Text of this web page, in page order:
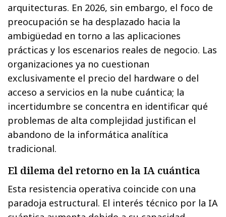
arquitecturas. En 2026, sin embargo, el foco de
preocupación se ha desplazado hacia la
ambigüedad en torno a las aplicaciones
prácticas y los escenarios reales de negocio. Las
organizaciones ya no cuestionan
exclusivamente el precio del hardware o del
acceso a servicios en la nube cuántica; la
incertidumbre se concentra en identificar qué
problemas de alta complejidad justifican el
abandono de la informática analítica
tradicional.
El dilema del retorno en la IA cuántica
Esta resistencia operativa coincide con una
paradoja estructural. El interés técnico por la IA